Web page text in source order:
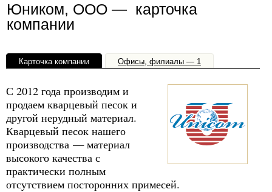
Юником, ООО — карточка
компании
Карточка компании Офисы, филиалы — 1
С 2012 года производим и
продаем кварцевый песок и
другой нерудный материал.
Кварцевый песок нашего
производства — материал
высокого качества с
практически полным
отсутствием посторонних примесей.